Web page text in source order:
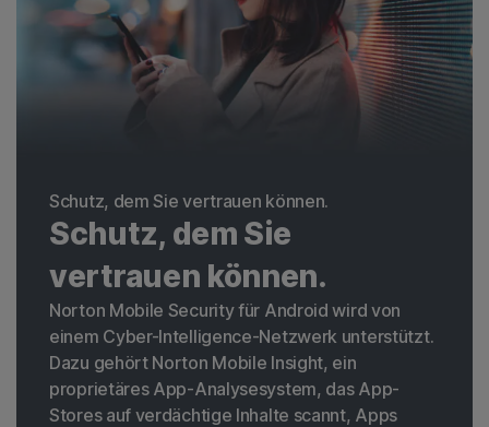
Schutz, dem Sie vertrauen können.
Schutz, dem Sie
vertrauen können.
Norton Mobile Security für Android wird von
einem Cyber-Intelligence-Netzwerk unterstützt.
Dazu gehört Norton Mobile Insight, ein
proprietäres App-Analysesystem, das App-
Stores auf verdächtige Inhalte scannt, Apps